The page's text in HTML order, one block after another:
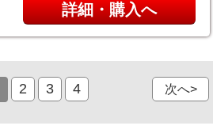
詳細・購入へ
2 3 4 次へ>